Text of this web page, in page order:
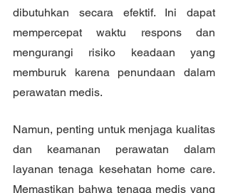
dibutuhkan secara efektif. Ini dapat
mempercepat waktu respons dan
mengurangi risiko keadaan yang
memburuk karena penundaan dalam
perawatan medis.
Namun, penting untuk menjaga kualitas
dan keamanan perawatan dalam
layanan tenaga kesehatan home care.
Memastikan bahwa tenaga medis yang